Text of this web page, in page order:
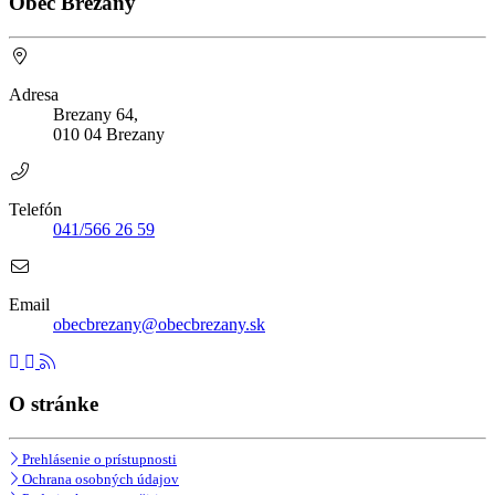
Adresa
Brezany 64,
010 04 Brezany
Telefón
041/566 26 59
Email
obecbrezany@obecbrezany.sk
O stránke
Prehlásenie o prístupnosti
Ochrana osobných údajov